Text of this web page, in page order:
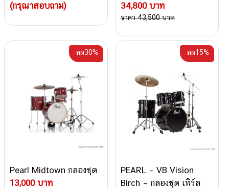
(กรุณาสอบถาม)
34,800 บาท
ราคา 43,500 บาท
Pearl Midtown กลองชุด
13,000 บาท
ลด30%
PEARL – VB Vision
Birch – กลองชุด เพิร์ล
ลด15%